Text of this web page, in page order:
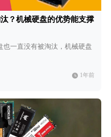
？机械硬盘的优势能支撑
也一直没有被淘汰，机械硬盘
1年前